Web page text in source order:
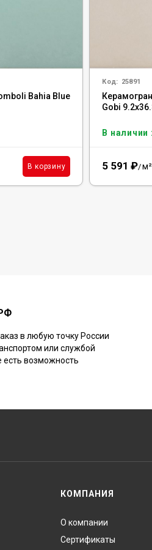
Bahia Blue
В корзину
Код: 25891
Gobi
В наличии
5 591 ₽/м²
в любую точку России
или службой
есть возможность
КОМПАНИЯ
О компании
Сертификаты